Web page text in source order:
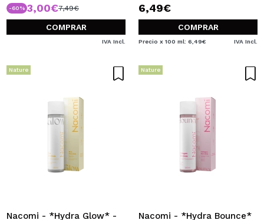
-60% 3,00€7,49€
COMPRAR
IVA Incl.
6,49€
COMPRAR
Precio x 100 ml: 6,49€ IVA Incl.
Nature
Nacomi - *Hydra Glow* -
Nature
Nacomi - *Hydra Bounce*